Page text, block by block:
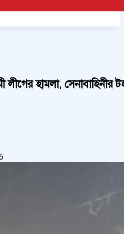
হামলা, সেনাবাহিনীর